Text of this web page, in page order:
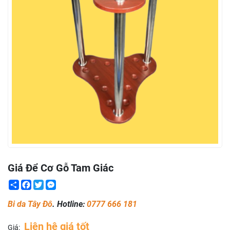
Giá Để Cơ Gỗ Tam Giác
ShareFacebook
Twitter
Bi da Tây Đô. Hotline: 0777 666 181
Giá: Liên hệ giá tốt